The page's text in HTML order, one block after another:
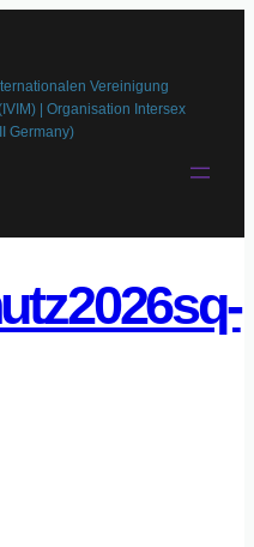
Vereinigung
| Organisation Intersex
Germany)